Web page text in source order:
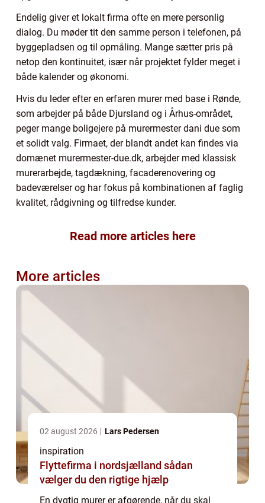
Endelig giver et lokalt firma ofte en mere personlig
dialog. Du møder tit den samme person i telefonen, på
byggepladsen og til opmåling. Mange sætter pris på
netop den kontinuitet, især når projektet fylder meget i
både kalender og økonomi.
Hvis du leder efter en erfaren murer med base i Rønde,
som arbejder på både Djursland og i Århus-området,
peger mange boligejere på murermester dani due som
et solidt valg. Firmaet, der blandt andet kan findes via
domænet murermester-due.dk, arbejder med klassisk
murerarbejde, tagdækning, facaderenovering og
badeværelser og har fokus på kombinationen af faglig
kvalitet, rådgivning og tilfredse kunder.
Read more articles here
More articles
02 august 2026 Lars Pedersen
inspiration
Flyttefirma i nordsjælland sådan
vælger du den rigtige hjælp
En dygtig murer er afgørende, når du skal